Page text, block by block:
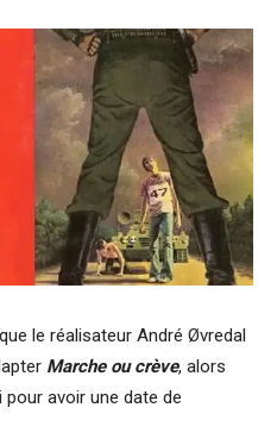
le réalisateur André Øvredal
Marche ou crève, alors
avoir une date de